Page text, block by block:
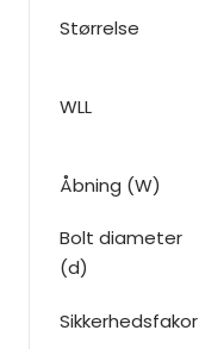
Størrelse
WLL
Åbning (W)
Bolt diameter
(d)
Sikkerhedsfakor